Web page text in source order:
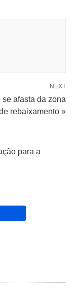
NEXT
afasta da zona
rebaixamento »
para a